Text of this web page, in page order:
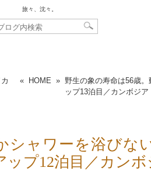
旅々、沈々。
« HOME » 野生の象の寿命は56歳
ップ13泊目／カンボジア
シャワーを浴びな
ップ12泊目／カンボ